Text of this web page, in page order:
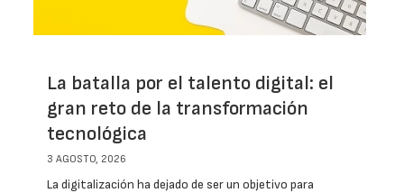
La batalla por el talento digital: el
gran reto de la transformación
tecnológica
3 AGOSTO, 2026
La digitalización ha dejado de ser un objetivo para